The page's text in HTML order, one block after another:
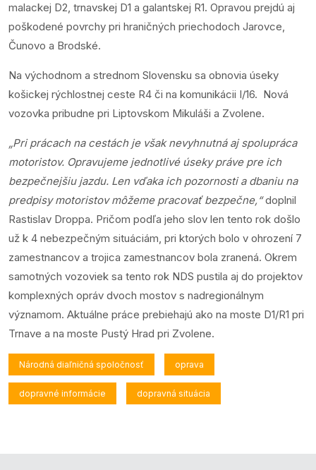
malackej D2, trnavskej D1 a galantskej R1. Opravou prejdú aj
poškodené povrchy pri hraničných priechodoch Jarovce,
Čunovo a Brodské.
Na východnom a strednom Slovensku sa obnovia úseky
košickej rýchlostnej ceste R4 či na komunikácii I/16. Nová
vozovka pribudne pri Liptovskom Mikuláši a Zvolene.
„Pri prácach na cestách je však nevyhnutná aj spolupráca
motoristov. Opravujeme jednotlivé úseky práve pre ich
bezpečnejšiu jazdu. Len vďaka ich pozornosti a dbaniu na
predpisy motoristov môžeme pracovať bezpečne,“doplnil
Rastislav Droppa. Pričom podľa jeho slov len tento rok došlo
už k 4 nebezpečným situáciám, pri ktorých bolo v ohrození 7
zamestnancov a trojica zamestnancov bola zranená. Okrem
samotných vozoviek sa tento rok NDS pustila aj do projektov
komplexných opráv dvoch mostov s nadregionálnym
významom. Aktuálne práce prebiehajú ako na moste D1/R1 pri
Trnave a na moste Pustý Hrad pri Zvolene.
Národná diaľničná spoločnosť oprava
dopravné informácie dopravná situácia